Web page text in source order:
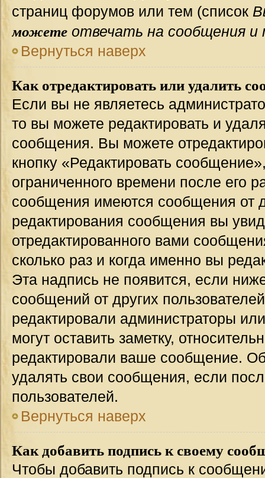
страниц форумов или тем (список
можете отвечать на сообщения и
Вернуться наверх
Как отредактировать или удалить
Если вы не являетесь
то вы можете редактировать и
сообщения. Вы можете
кнопку «Редактировать
ограниченного времени после его
сообщения имеются сообщения от
редактирования сообщения вы
отредактированного вами
сколько раз и когда именно вы
Эта надпись не появится, если
сообщений от других
редактировали администраторы
могут оставить заметку,
редактировали ваше сообщение.
удалять свои сообщения, если
пользователей.
Вернуться наверх
Как добавить подпись к своему
Чтобы добавить подпись к